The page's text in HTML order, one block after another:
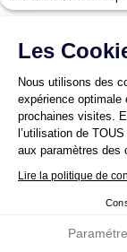
Résultats des
Aucun audit de
Un audit est
d’amélioration
Contenus
Les
Nous utilisons des
expérience optimale
prochaines visites.
l’utilisation de
aux paramètres des
Lire la politique de